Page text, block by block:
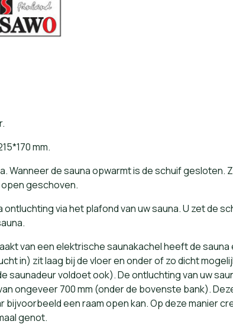
mm.
Wanneer de sauna opwarmt is de schuif gesloten.
geschoven.
via het plafond van uw sauna. U zet de
van een elektrische saunakachel heeft de sauna
in) zit laag bij de vloer en onder of zo dicht
saunadeur voldoet ook). De ontluchting van uw
ongeveer 700 mm (onder de bovenste bank).
een raam open kan. Op deze manier
genot.